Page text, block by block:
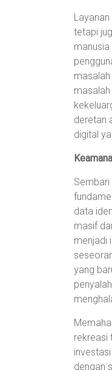
tetapi
deretan
digital
Sembari
data
masif
menjadi
yang
rekreasi
dengan